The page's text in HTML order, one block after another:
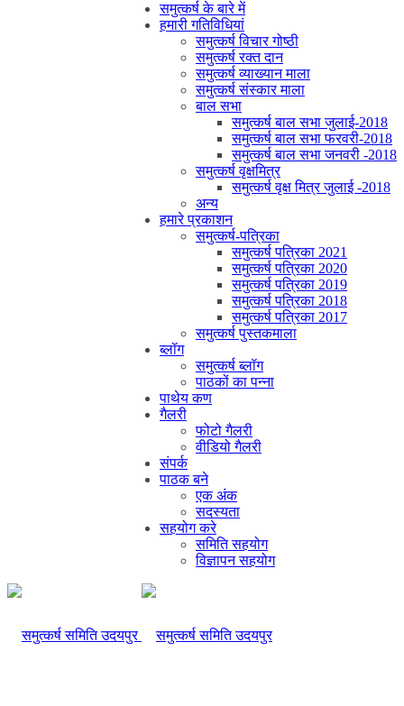
समुत्कर्ष के बारे में
हमारी गतिविधियां
समुत्कर्ष विचार गोष्ठी
समुत्कर्ष रक्त दान
समुत्कर्ष व्याख्यान माला
समुत्कर्ष संस्कार माला
बाल सभा
समुत्कर्ष बाल सभा जुलाई-2018
समुत्कर्ष बाल सभा फरवरी-2018
समुत्कर्ष बाल सभा जनवरी -2018
समुत्कर्ष वृक्षमित्र
समुत्कर्ष वृक्ष मित्र जुलाई -2018
अन्य
हमारे प्रकाशन
समुत्कर्ष-पत्रिका
समुत्कर्ष पत्रिका 2021
समुत्कर्ष पत्रिका 2020
समुत्कर्ष पत्रिका 2019
समुत्कर्ष पत्रिका 2018
समुत्कर्ष पत्रिका 2017
समुत्कर्ष पुस्तकमाला
ब्लॉग
समुत्कर्ष ब्लॉग
पाठकों का पन्ना
पाथेय कण
गैलरी
फोटो गैलरी
वीडियो गैलरी
संपर्क
पाठक बने
एक अंक
सदस्यता
सहयोग करे
समिति सहयोग
विज्ञापन सहयोग